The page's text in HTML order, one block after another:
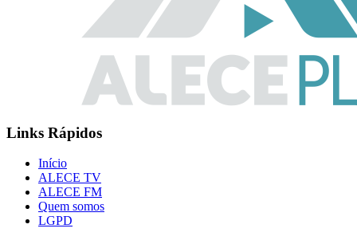
Links Rápidos
Início
ALECE TV
ALECE FM
Quem somos
LGPD